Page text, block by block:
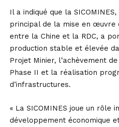
Il a indiqué que la
principal de la mise en œuvre
entre la Chine et la RDC, a
production stable et élevée
Projet Minier, l’achèvement
Phase II et la réalisation
d’infrastructures.
« La SICOMINES joue un rôle
développement économique